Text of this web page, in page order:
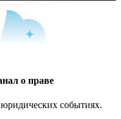
о праве
событиях.